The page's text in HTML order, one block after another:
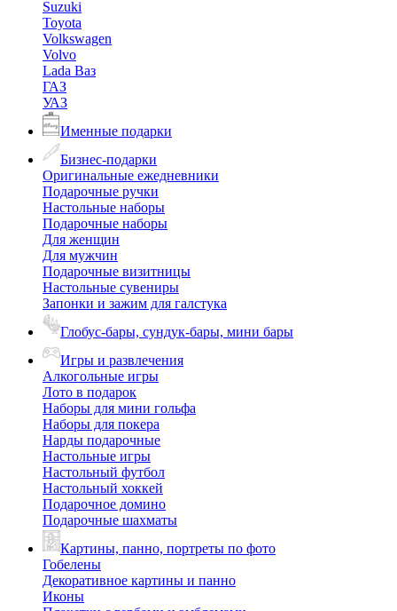
Suzuki
Toyota
Volkswagen
Volvo
Lada Ваз
ГАЗ
УАЗ
Именные подарки
Бизнес-подарки
Оригинальные ежедневники
Подарочные ручки
Настольные наборы
Подарочные наборы
Для женщин
Для мужчин
Подарочные визитницы
Настольные сувениры
Запонки и зажим для галстука
Глобус-бары, сундук-бары, мини бары
Игры и развлечения
Алкогольные игры
Лото в подарок
Наборы для мини гольфа
Наборы для покера
Нарды подарочные
Настольные игры
Настольный футбол
Настольный хоккей
Подарочное домино
Подарочные шахматы
Картины, панно, портреты по фото
Гобелены
Декоративное картины и панно
Иконы